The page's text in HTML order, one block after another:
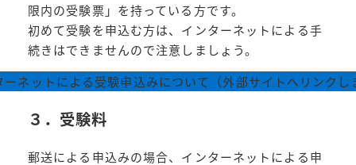
限内の受験票」を持っている方です。
初めて受験を申込む方は、インターネットによる手
続きはできませんので注意しましょう。
ーネットによる受験申込みについて（外部サイトへリンクし
３．受験料
郵送による申込みの場合、インターネットによる申